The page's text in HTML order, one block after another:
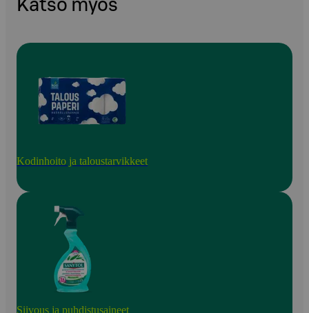
Katso myös
Kodinhoito ja taloustarvikkeet
Siivous ja puhdistusaineet